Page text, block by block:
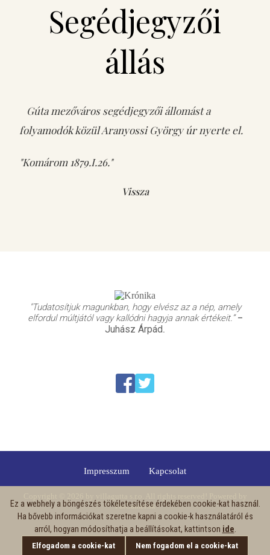
Segédjegyzői
állás
Gúta mezőváros segédjegyzői állomást a
folyamodók közül Aranyossi György úr nyerte el.
"Komárom 1879.I.26."
Vissza
"Tudatosítjuk magunkban, hogy elvész az a nép, amely
elfordul múltjától vagy kallódni hagyja annak értékeit.”–
Juhász Árpád.
Impresszum Kapcsolat
FatCamel.sk
Ez a webhely a böngészés tökéletesítése érdekében cookie-kat használ.
Ha bővebb információkat szeretne kapni a cookie-k használatáról és
arról, hogyan módosíthatja a beállításokat, kattintson ide.
Elfogadom a cookie-kat Nem fogadom el a cookie-kat